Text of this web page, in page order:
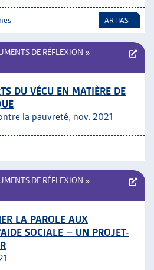
ARTIAS
DE RÉFLEXION »
DU VÉCU EN MATIÈRE DE
la pauvreté, nov. 2021
DE RÉFLEXION »
LA PAROLE AUX
SOCIALE – UN PROJET-